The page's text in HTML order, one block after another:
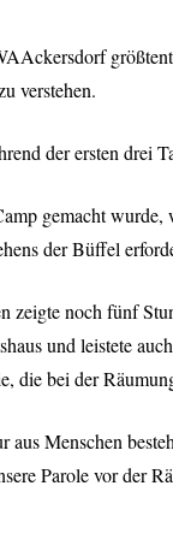
verstehen.
der ersten drei
gemacht
der Büffel
zeigte noch fünf
und leistete
die bei der
Menschen
Parole vor der